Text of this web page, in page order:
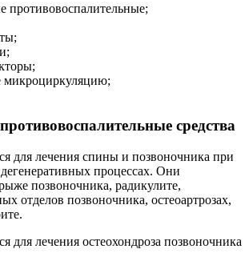
противовоспалительные;
средства
для лечения спины и позвоночника при
процессах. Они
позвоночника, радикулите,
отделов позвоночника, остеоартрозах,
лечения остеохондроза позвоночника